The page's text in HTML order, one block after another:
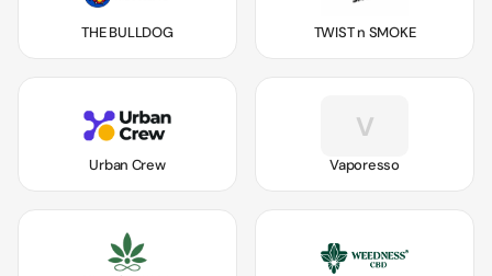
THE BULLDOG TWIST n SMOKE
Urban Crew
V
Vaporesso